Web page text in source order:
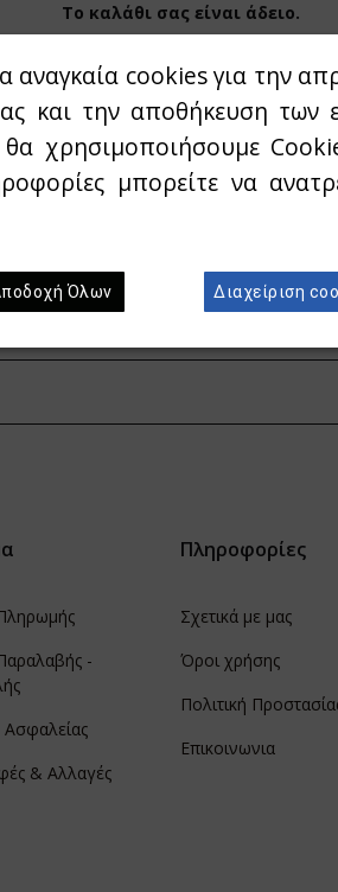
Το καλάθι σας είναι άδειο.
σας για να λαμβάνεται Νέα
-
Ασφαλείας
& Αλλαγές
Πληροφορίες
Σχετικά με μας
Όροι χρήσης
Πολιτική
Επικοινωνια
αναγκαία cookies για την
και την αποθήκευση των
χρησιμοποιήσουμε
μπορείτε να
Όλων Διαχείριση